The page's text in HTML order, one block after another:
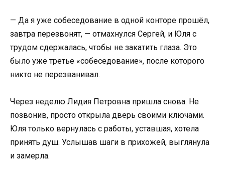
— Да я уже собеседование в одной конторе прошёл,
завтра перезвонят, — отмахнулся Сергей, и Юля с
трудом сдержалась, чтобы не закатить глаза. Это
было уже третье «собеседование», после которого
никто не перезванивал.
Через неделю Лидия Петровна пришла снова. Не
позвонив, просто открыла дверь своими ключами.
Юля только вернулась с работы, уставшая, хотела
принять душ. Услышав шаги в прихожей, выглянула
и замерла.